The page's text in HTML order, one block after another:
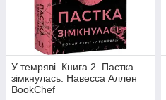
У темряві. Книга 2. Пастка
зімкнулась. Навесса Аллен
BookChef